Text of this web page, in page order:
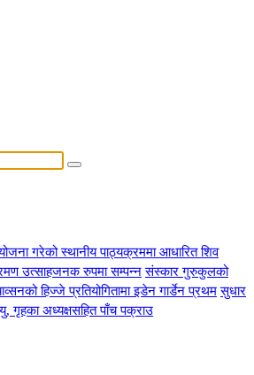
गरेको स्थानीय पाठ्यक्रममा आधारित शिव
उत्साहजनक रुपमा सम्पन्न संस्कार गुरुकुलको
हिज्जे प्रतियोगितामा इडेन गार्डेन प्रथम सुधार
गृहका अध्यक्षसहित पाँच पक्राउ